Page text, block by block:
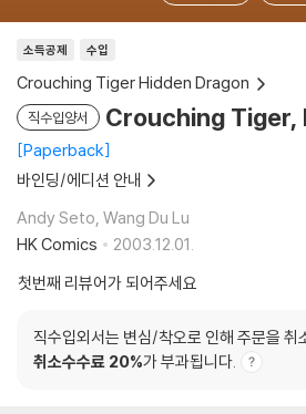
소득공제 수입
Crouching Tiger Hidden Dragon
직수입양서 Crouching Tiger,
Paperback
바인딩/에디션 안내
Andy Seto, Wang Du Lu
HK Comics
2003.12.01.
첫번째 리뷰어가 되어주세요
직수입외서는 변심/착오로 인해 주문을 취
취소수수료 20%가 부과됩니다.